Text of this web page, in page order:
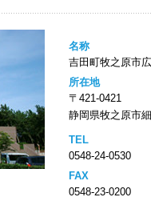
名称
吉田町牧之原市
所在地
〒421-0421
静岡県牧之原市
TEL
0548-24-0530
FAX
0548-23-0200